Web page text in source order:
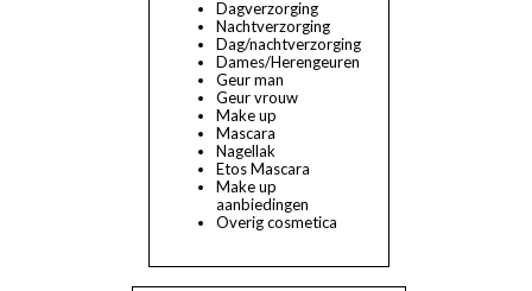
Dagverzorging
Nachtverzorging
Dag/nachtverzorging
Dames/Herengeuren
Geur man
Geur vrouw
Make up
Mascara
Nagellak
Etos Mascara
Make up
aanbiedingen
Overig cosmetica